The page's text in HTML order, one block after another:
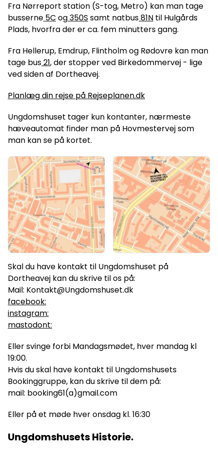
Fra Nørreport station (S-tog, Metro) kan man tage
busserne 5C og350S samt natbus81N til Hulgårds
Plads, hvorfra der er ca. fem minutters gang.
Fra Hellerup, Emdrup, Flintholm og Rødovre kan man
tage bus21, der stopper ved Birkedommervej - lige
ved siden af Dortheavej.
Planlæg din rejse på Rejseplanen.dk
Ungdomshuset tager kun kontanter, nærmeste
hæveautomat finder man på Hovmestervej som
man kan se på kortet.
Skal du have kontakt til Ungdomshuset på
Dortheavej kan du skrive til os på:
Mail: Kontakt@Ungdomshuset.dk
facebook:
instagram:
mastodont:
Eller svinge forbi Mandagsmødet, hver mandag kl
19:00.
Hvis du skal have kontakt til Ungdomshusets
Bookinggruppe, kan du skrive til dem på:
mail: booking61(a)gmail.com
Eller på et møde hver onsdag kl. 16:30
Ungdomshusets Historie.